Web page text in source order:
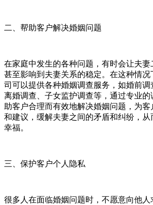
二、帮助客户解决婚姻问题
在家庭中发生的各种问题，有时会让夫妻
甚至影响到夫妻关系的稳定。在这种情
司可以提供各种婚姻调查服务，如婚前调
离婚调查、子女监护调查等，通过专业
助客户合理而有效地解决婚姻问题，为
和建议，缓解夫妻之间的矛盾和纠纷，
幸福。
三、保护客户个人隐私
很多人在面临婚姻问题时，不愿意向他